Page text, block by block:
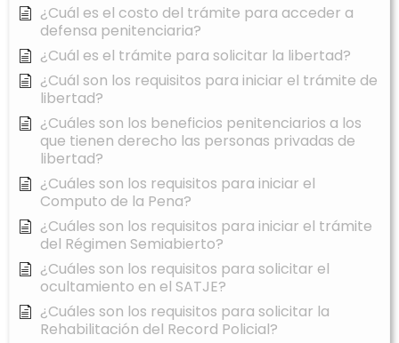
¿Cuál es el costo del trámite para acceder a
defensa penitenciaria?
¿Cuál es el trámite para solicitar la libertad?
¿Cuál son los requisitos para iniciar el trámite de
libertad?
¿Cuáles son los beneficios penitenciarios a los
que tienen derecho las personas privadas de
libertad?
¿Cuáles son los requisitos para iniciar el
Computo de la Pena?
¿Cuáles son los requisitos para iniciar el trámite
del Régimen Semiabierto?
¿Cuáles son los requisitos para solicitar el
ocultamiento en el SATJE?
¿Cuáles son los requisitos para solicitar la
Rehabilitación del Record Policial?